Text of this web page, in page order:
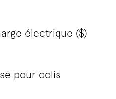
électrique ($)
pour colis